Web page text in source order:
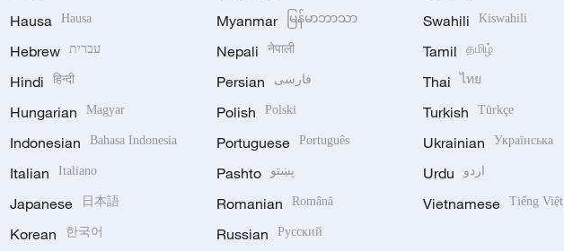
Hausa Hausa
Hebrew עברית
Hindi हिन्दी
Hungarian Magyar
Indonesian Bahasa Indonesia
Italian Italiano
Japanese 日本語
Korean 한국어
Myanmar မြန်မာဘာသာ
Nepali नेपाली
Persian فارسی
Polish Polski
Portuguese Português
Pashto پښتو
Romanian Română
Russian Русский
Swahili Kiswahili
Tamil தமிழ்
Thai ไทย
Turkish Türkçe
Ukrainian Українська
Urdu اردو
Vietnamese Tiếng Việt